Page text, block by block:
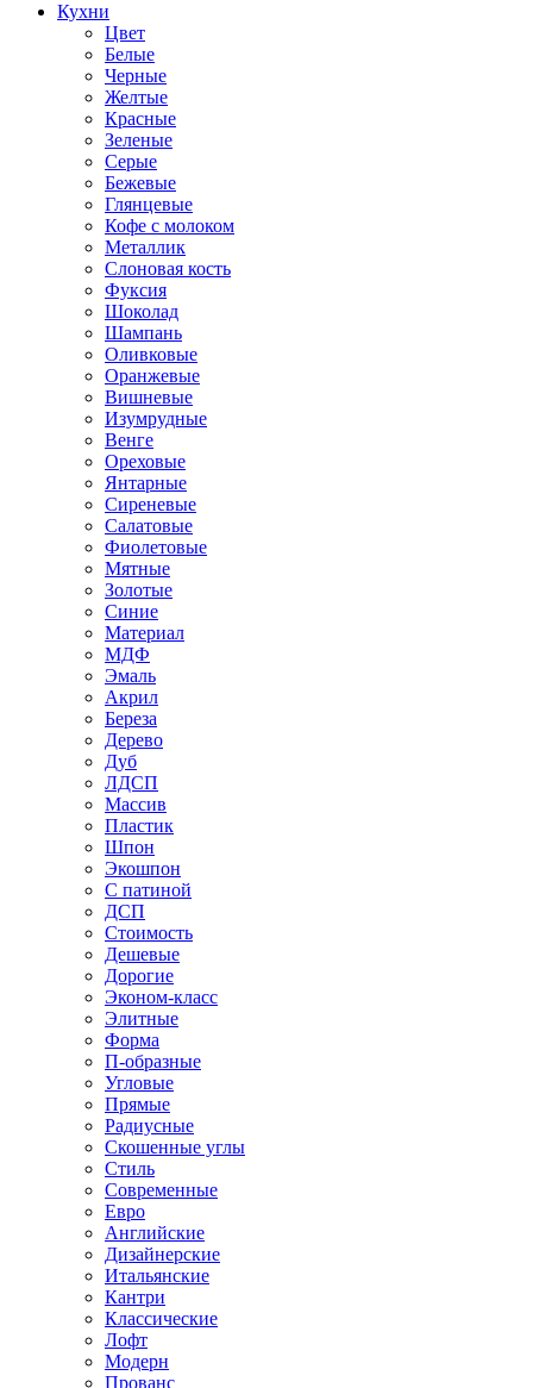
Кухни
Цвет
Белые
Черные
Желтые
Красные
Зеленые
Серые
Бежевые
Глянцевые
Кофе с молоком
Металлик
Слоновая кость
Фуксия
Шоколад
Шампань
Оливковые
Оранжевые
Вишневые
Изумрудные
Венге
Ореховые
Янтарные
Сиреневые
Салатовые
Фиолетовые
Мятные
Золотые
Синие
Материал
МДФ
Эмаль
Акрил
Береза
Дерево
Дуб
ЛДСП
Массив
Пластик
Шпон
Экошпон
С патиной
ДСП
Стоимость
Дешевые
Дорогие
Эконом-класс
Элитные
Форма
П-образные
Угловые
Прямые
Радиусные
Скошенные углы
Стиль
Современные
Евро
Английские
Дизайнерские
Итальянские
Кантри
Классические
Лофт
Модерн
Прованс